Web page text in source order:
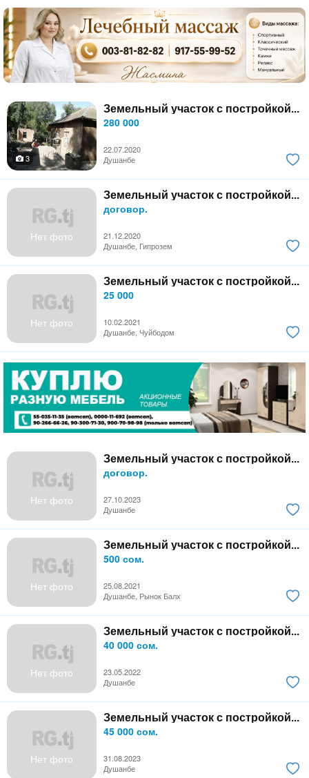
Земельный участок с постройкой...
280 000
22.07.2020
3
Душанбе
Нет фото
Земельный участок с постройкой...
договор.
21.12.2020
Душанбе, Гипрозем
Нет фото
Земельный участок с постройкой...
25 000
10.02.2021
Душанбе, Чуйбодом
Нет фото
Земельный участок с постройкой...
договор.
27.10.2023
Душанбе
Нет фото
Земельный участок с постройкой...
500 сом.
25.08.2021
Душанбе, Рынок Балх
Нет фото
Земельный участок с постройкой...
40 000 сом.
23.05.2022
Душанбе
Нет фото
Земельный участок с постройкой...
45 000 сом.
31.08.2023
Душанбе